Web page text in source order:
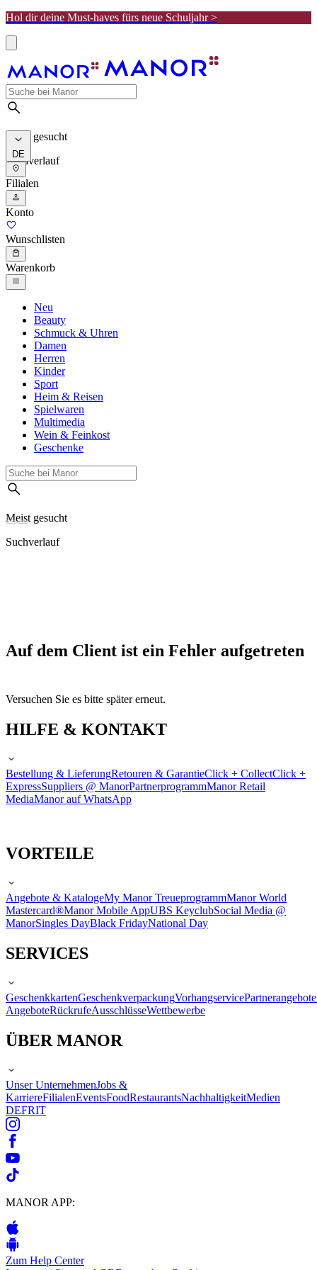
Hol dir deine Must-haves fürs neue Schuljahr >
Meist gesucht
Suchverlauf
DE
Filialen
Konto
Wunschlisten
Warenkorb
Neu
Beauty
Schmuck & Uhren
Damen
Herren
Kinder
Sport
Heim & Reisen
Spielwaren
Multimedia
Wein & Feinkost
Geschenke
Meist gesucht
Suchverlauf
Auf dem Client ist ein Fehler aufgetreten
Versuchen Sie es bitte später erneut.
HILFE & KONTAKT
Bestellung & LieferungRetouren & GarantieClick + CollectClick +
ExpressSuppliers @ ManorPartnerprogrammManor Retail
MediaManor auf WhatsApp
VORTEILE
Angebote & KatalogeMy Manor TreueprogrammManor World
Mastercard®Manor Mobile AppUBS KeyclubSocial Media @
ManorSingles DayBlack FridayNational Day
SERVICES
GeschenkkartenGeschenkverpackungVorhangservicePartnerangebote
AngeboteRückrufeAusschlüsseWettbewerbe
ÜBER MANOR
Unser UnternehmenJobs &
KarriereFilialenEventsFoodRestaurantsNachhaltigkeitMedien
DEFRIT
MANOR APP:
Zum Help Center